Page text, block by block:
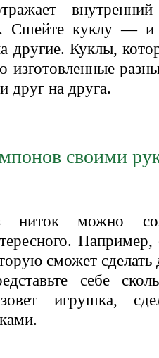
Сшейте куклу — и
другие. Куклы,
изготовленные
друг на друга.
своими
ниток можно
Например,
сможет сделать
себе
игрушка,